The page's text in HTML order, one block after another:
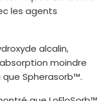
les agents
alcalin,
moindre
Spherasorb™.